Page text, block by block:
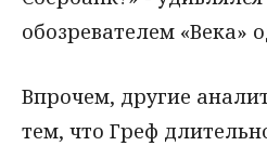
обозревателем «Века»
Впрочем, другие
тем, что Греф